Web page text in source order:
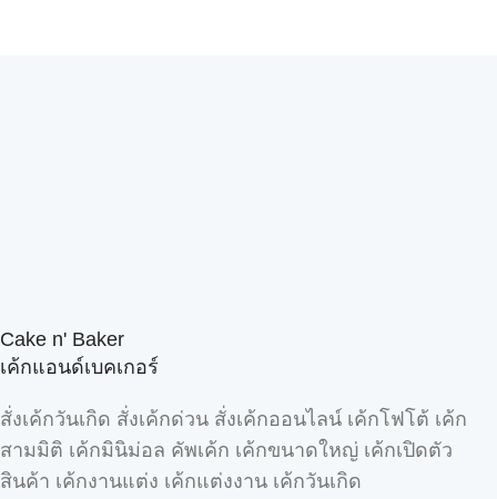
Cake n' Baker
เค้กแอนด์เบคเกอร์
สั่งเค้กวันเกิด สั่งเค้กด่วน สั่งเค้กออนไลน์ เค้กโฟโต้ เค้ก
สามมิติ เค้กมินิม่อล คัพเค้ก เค้กขนาดใหญ่ เค้กเปิดตัว
สินค้า เค้กงานแต่ง เค้กแต่งงาน เค้กวันเกิด